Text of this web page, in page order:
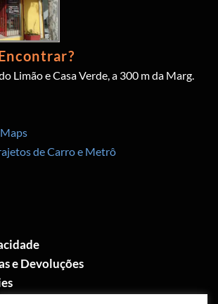
Limão e Casa Verde, a 300 m da Marg.
de Carro e Metrô
e Devoluções